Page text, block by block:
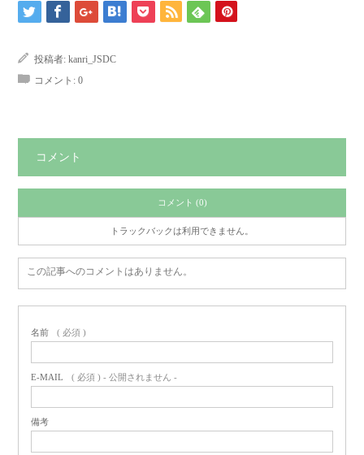
投稿者: kanri_JSDC
コメント: 0
コメント
コメント (0)
トラックバックは利用できません。
この記事へのコメントはありません。
名前 ( 必須 )
E-MAIL ( 必須 ) - 公開されません -
備考